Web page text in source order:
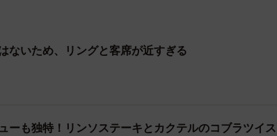
ないため、リングと客席が近すぎる
ーも独特！リンソステーキとカクテルのコブラツイス